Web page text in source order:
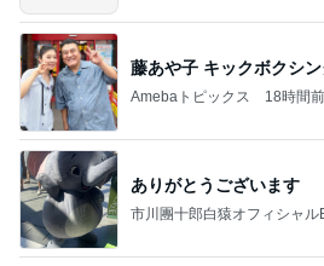
藤あや子 キックボクシ
Amebaトピックス 18時間前
ありがとうございます
市川團十郎白猿オフィシャル